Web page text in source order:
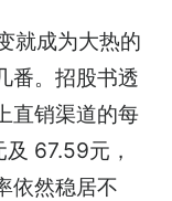
就成为大热的
番。招股书透
直销渠道的每
67.59元，
依然稳居不